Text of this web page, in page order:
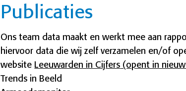
Publicaties
Ons team data maakt en werkt mee aan
hiervoor data die wij zelf verzamelen en/of
website Leeuwarden in Cijfers (opent in
Trends in Beeld